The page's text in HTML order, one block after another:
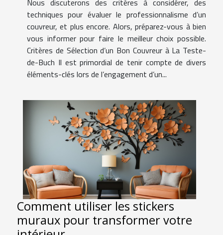
Nous discuterons des critères à considérer, des
techniques pour évaluer le professionnalisme d’un
couvreur, et plus encore. Alors, préparez-vous à bien
vous informer pour faire le meilleur choix possible.
Critères de Sélection d’un Bon Couvreur à La Teste-
de-Buch Il est primordial de tenir compte de divers
éléments-clés lors de l’engagement d’un...
Comment utiliser les stickers
muraux pour transformer votre